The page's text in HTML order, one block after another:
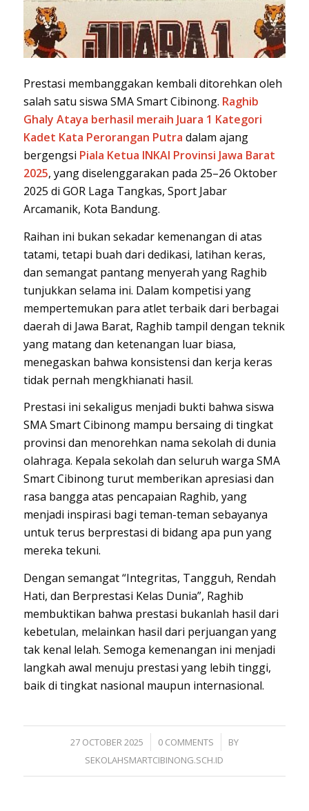
Prestasi membanggakan kembali ditorehkan oleh
salah satu siswa SMA Smart Cibinong. Raghib
Ghaly Ataya berhasil meraih Juara 1 Kategori
Kadet Kata Perorangan Putra dalam ajang
bergengsi Piala Ketua INKAI Provinsi Jawa Barat
2025, yang diselenggarakan pada 25–26 Oktober
2025 di GOR Laga Tangkas, Sport Jabar
Arcamanik, Kota Bandung.
Raihan ini bukan sekadar kemenangan di atas
tatami, tetapi buah dari dedikasi, latihan keras,
dan semangat pantang menyerah yang Raghib
tunjukkan selama ini. Dalam kompetisi yang
mempertemukan para atlet terbaik dari berbagai
daerah di Jawa Barat, Raghib tampil dengan teknik
yang matang dan ketenangan luar biasa,
menegaskan bahwa konsistensi dan kerja keras
tidak pernah mengkhianati hasil.
Prestasi ini sekaligus menjadi bukti bahwa siswa
SMA Smart Cibinong mampu bersaing di tingkat
provinsi dan menorehkan nama sekolah di dunia
olahraga. Kepala sekolah dan seluruh warga SMA
Smart Cibinong turut memberikan apresiasi dan
rasa bangga atas pencapaian Raghib, yang
menjadi inspirasi bagi teman-teman sebayanya
untuk terus berprestasi di bidang apa pun yang
mereka tekuni.
Dengan semangat “Integritas, Tangguh, Rendah
Hati, dan Berprestasi Kelas Dunia”, Raghib
membuktikan bahwa prestasi bukanlah hasil dari
kebetulan, melainkan hasil dari perjuangan yang
tak kenal lelah. Semoga kemenangan ini menjadi
langkah awal menuju prestasi yang lebih tinggi,
baik di tingkat nasional maupun internasional.
27 OCTOBER 2025
/ 0 COMMENTS
/
BY
SEKOLAHSMARTCIBINONG.SCH.ID